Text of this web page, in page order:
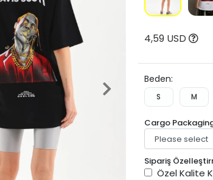
4,59 USD
Beden:
S M
Cargo
Sipariş
Özel Kalite